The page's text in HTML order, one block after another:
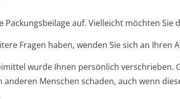
Packungsbeilage auf. Vielleicht möchten Sie
Fragen haben, wenden Sie sich an Ihren
wurde Ihnen persönlich verschrieben.
anderen Menschen schaden, auch wenn